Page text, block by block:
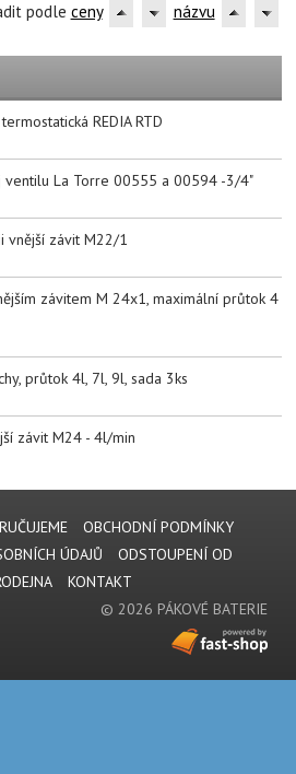
podle ceny názvu
REDIA RTD
ventilu La Torre 00555 a 00594 -3/4"
vnější závit M22/1
závitem M 24x1, maximální průtok 4
průtok 4l, 7l, 9l, sada 3ks
závit M24 - 4l/min
OBCHODNÍ PODMÍNKY
ÚDAJŮ
ODSTOUPENÍ OD
KONTAKT
© 2026 PÁKOVÉ BATERIE